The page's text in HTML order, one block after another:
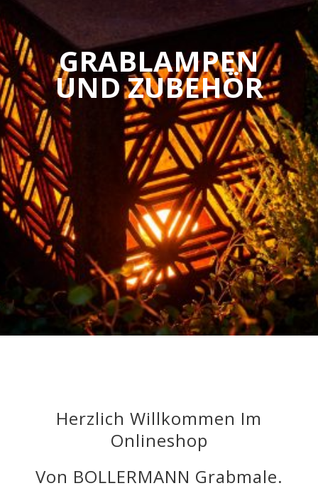
GRABLAMPEN
UND ZUBEHÖR
Herzlich Willkommen Im
Onlineshop
Von BOLLERMANN Grabmale.